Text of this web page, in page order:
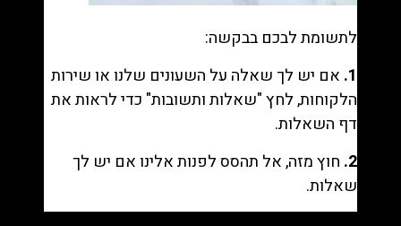
לתשומת לבכם בבקשה:
1. אם יש לך שאלה על השעונים שלנו או שירות
הלקוחות, לחץ "שאלות ותשובות" כדי לראות את
דף השאלות.
2. חוץ מזה, אל תהסס לפנות אלינו אם יש לך
שאלות.